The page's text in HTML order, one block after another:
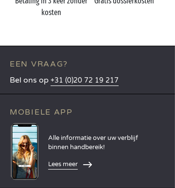
kosten
EEN VRAAG?
Bel ons op +31 (0)20 72 19 217
MOBIELE APP
Alle informatie over uw verblijf
binnen handbereik!
Lees meer